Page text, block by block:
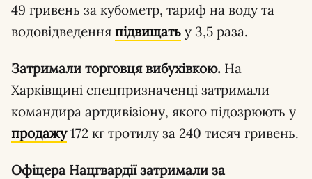
49 гривень за кубометр, тариф на воду та
водовідведення підвищать у 3,5 раза.
Затримали торговця вибухівкою. На
Харківщині спецпризначенці затримали
командира артдивізіону, якого підозрюють у
продажу172 кг тротилу за 240 тисяч гривень.
Офіцера Нацгвардії затримали за